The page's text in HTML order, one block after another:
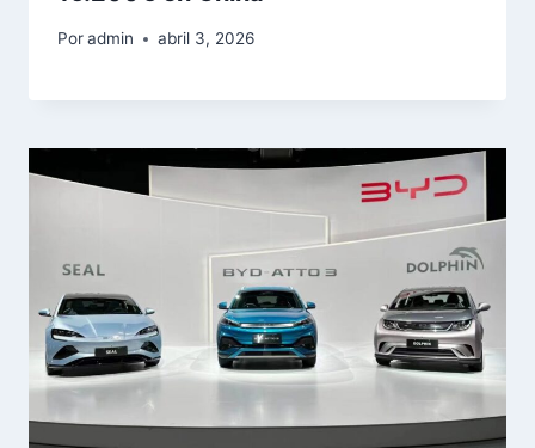
Poradmin abril 3, 2026